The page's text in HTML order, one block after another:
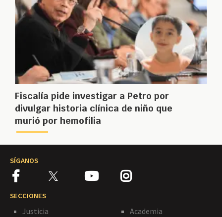
Fiscalía pide investigar a Petro por
divulgar historia clínica de niño que
murió por hemofilia
SÍGANOS
SECCIONES
Justicia
Academia